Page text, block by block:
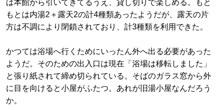
は本館から引いてきてるうえ、貸し切りで楽しめる。もと
もとは内湯2＋露天2の計4種類あったようだが、露天の片
方は不調により閉鎖されており、計3種類を利用できた。
かつては浴場へ行くためにいったん外へ出る必要があった
ようだ。そのための出入口は現在「浴場は移転しました」
と張り紙されて締め切られている。そばのガラス窓から外
に目を向けると小屋がふたつ。あれが旧湯小屋なんだろう
か。